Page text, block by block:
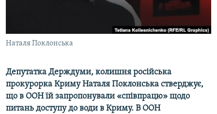
Усі сайти RFE/RL
Наталя Поклонська
Депутатка Держдуми, колишня російська
прокурорка Криму Наталя Поклонська стверджує,
що в ООН їй запропонували «співпрацю» щодо
питань доступу до води в Криму. В ООН